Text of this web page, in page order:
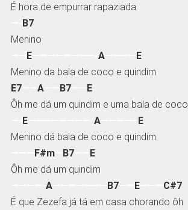
É hora de empurrar rapaziada
B7
Menino
E————————- A———— E
Menino da bala de coco e quindim
E7—— A—— B7—— E
Ôh me dá um quindim e uma bala de coco
E————————- A————– E
Menino dá bala de coco e quindim
F#m— B7—— E
Ôh me dá um quindim
A——————— B7—— E——— C#7
É que Zezefa já tá em casa chorando ôh